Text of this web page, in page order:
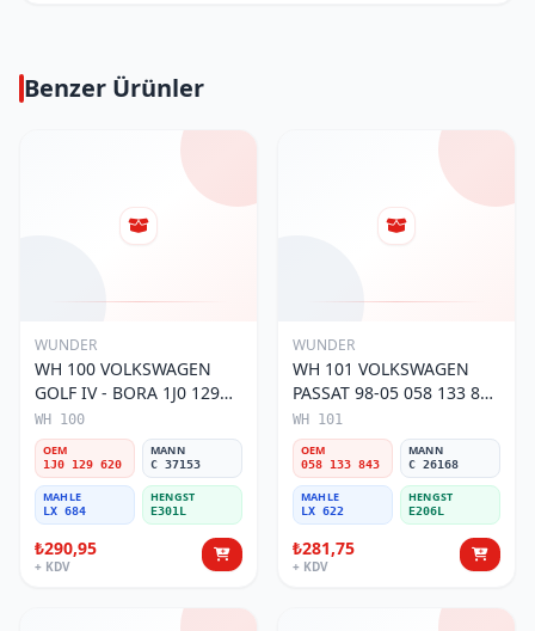
Benzer Ürünler
WUNDER
WH 100 VOLKSWAGEN
GOLF IV - BORA 1J0 129
620 Hava Filtresi
WH 100
OEM
1J0 129 620
MANN
C 37153
MAHLE
LX 684
HENGST
E301L
₺290,95
+ KDV
WUNDER
WH 101 VOLKSWAGEN
PASSAT 98-05 058 133 843
Hava Filtresi
WH 101
OEM
058 133 843
MANN
C 26168
MAHLE
LX 622
HENGST
E206L
₺281,75
+ KDV